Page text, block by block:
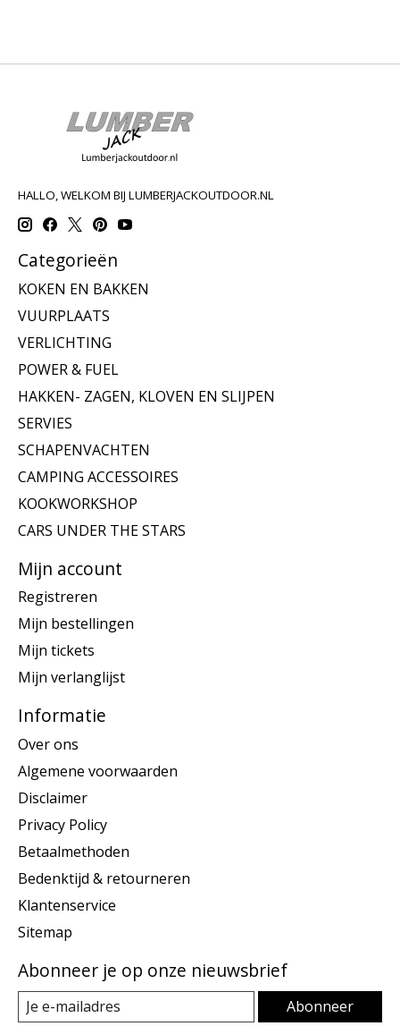
HALLO, WELKOM BIJ LUMBERJACKOUTDOOR.NL
Categorieën
KOKEN EN BAKKEN
VUURPLAATS
VERLICHTING
POWER & FUEL
HAKKEN- ZAGEN, KLOVEN EN SLIJPEN
SERVIES
SCHAPENVACHTEN
CAMPING ACCESSOIRES
KOOKWORKSHOP
CARS UNDER THE STARS
Mijn account
Registreren
Mijn bestellingen
Mijn tickets
Mijn verlanglijst
Informatie
Over ons
Algemene voorwaarden
Disclaimer
Privacy Policy
Betaalmethoden
Bedenktijd & retourneren
Klantenservice
Sitemap
Abonneer je op onze nieuwsbrief
Abonneer